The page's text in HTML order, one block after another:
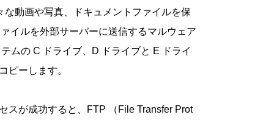
動画や写真、ドキュメントファイルを保
イルを外部サーバーに送信するマルウェア
ムの C ドライブ、D ドライブと E ドライ
ピーします。
スが成功すると、FTP （File Transfer Prot